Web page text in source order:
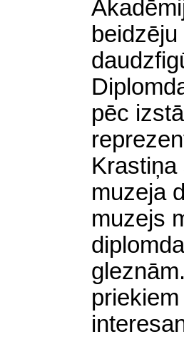
pēc
muzeja
muzejs